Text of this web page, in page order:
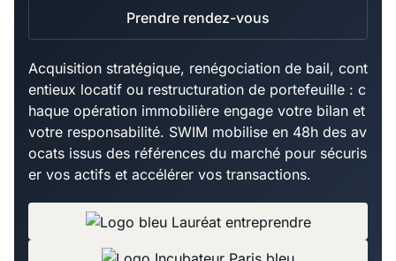
Prendre rendez-vous
Acquisition stratégique, renégociation de bail, cont
entieux locatif ou restructuration de portefeuille : c
haque opération immobilière engage votre bilan et
votre responsabilité. SWIM mobilise en 48h des av
ocats issus des références du marché pour sécuris
er vos actifs et accélérer vos transactions.